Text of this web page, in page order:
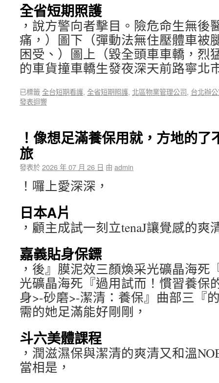
全省短期照護
，說方警向者擊目。險危命生無後
痛，）圖下（彈動法無住壓體車被
困受、）圖上（毀全頭車車轎，烈
的車貨撞車轎生發夜深天前路寧北
已標籤全台短期看護, 全省短期照護, 北區物業管理公司, 台北辦
發表迴響
！像想足滿養保用就，方地的
旅
發表於2026 年 07 月 26 日 由 admin
！囉上愛深深，
日本A片
，顧主成試一刻立tenaJ讓覺感的爽
嘉義貼身保鏢
，後』膜泥效三顏煥采光礦晶海死
光礦晶海死『過用試而！慣習養保
身>-砂磨>-潔清：養保』曲部三『
需的她足滿能好剛剛，
斗六美體課程
，潤滋濕保與潔清的爽清又和溫
當相是，